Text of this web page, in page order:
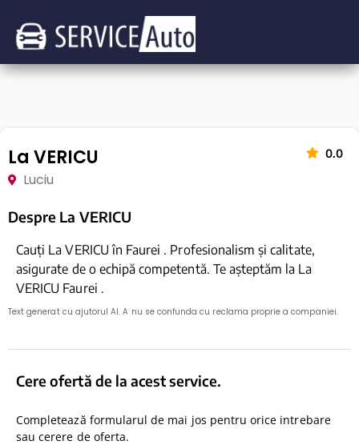
La VERICU 0.0
Luciu
Despre La VERICU
Cauți La VERICU în Faurei . Profesionalism și calitate,
asigurate de o echipă competentă. Te așteptăm la La
VERICU Faurei .
Text generat cu ajutorul AI. A nu se confunda cu reclama proprie a companiei.
Cere ofertă de la acest service.
Completează formularul de mai jos pentru orice intrebare
sau cerere de oferta.